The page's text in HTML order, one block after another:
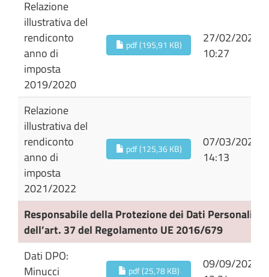
Relazione
illustrativa del
rendiconto
anno di
imposta
2019/2020
pdf (195,91 KB)
27/02/2024
10:27
Relazione
illustrativa del
rendiconto
anno di
imposta
2021/2022
pdf (125,36 KB)
07/03/2024
14:13
Responsabile della Protezione dei Dati Personali
dell’art. 37 del Regolamento UE 2016/679
Dati DPO:
Minucci
pdf (25,78 KB)
09/09/2024